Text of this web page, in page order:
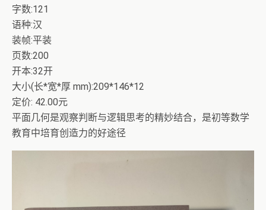
字数:121
语种:汉
装帧:平装
页数:200
开本:32开
大小(长*宽*厚 mm):209*146*12
定价: 42.00元
平面几何是观察判断与逻辑思考的精妙结合，是初等数学
教育中培育创造力的好途径